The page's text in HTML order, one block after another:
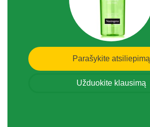
Parašykite atsiliepimą
Užduokite klausimą